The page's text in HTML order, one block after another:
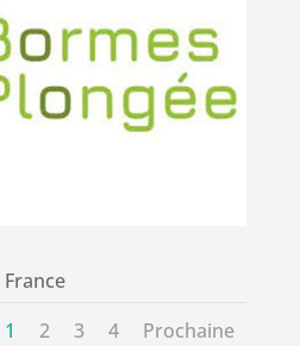
France
1
2 3 4 Prochaine